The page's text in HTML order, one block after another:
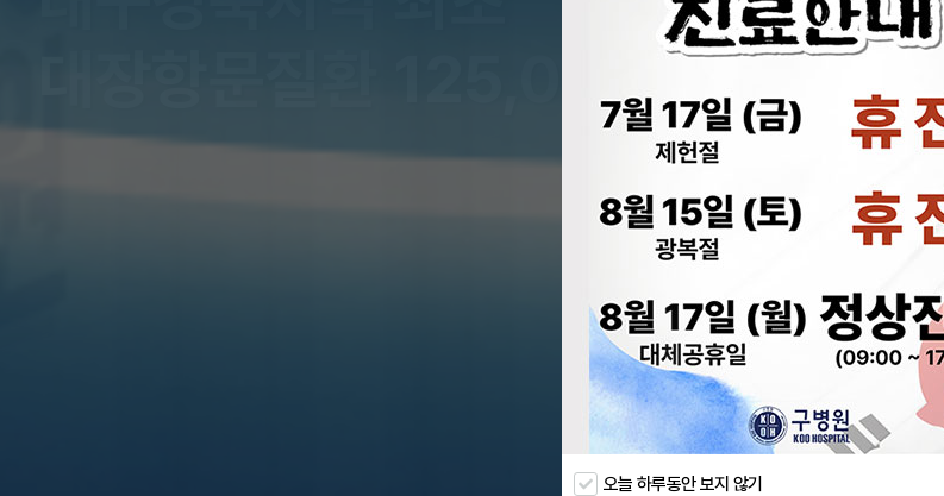
대장항문질환 125,000례 수술
로봇수술센터
오늘 하루동안 보지 않기